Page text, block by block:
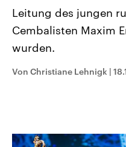
und Kandidaten der
Wahl.
Audio-Archiv
Leitung des jungen
Cembalisten Maxim
wurden.
Von Christiane Lehnigk |